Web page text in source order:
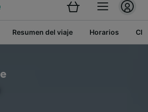
Resumen del viaje Horarios